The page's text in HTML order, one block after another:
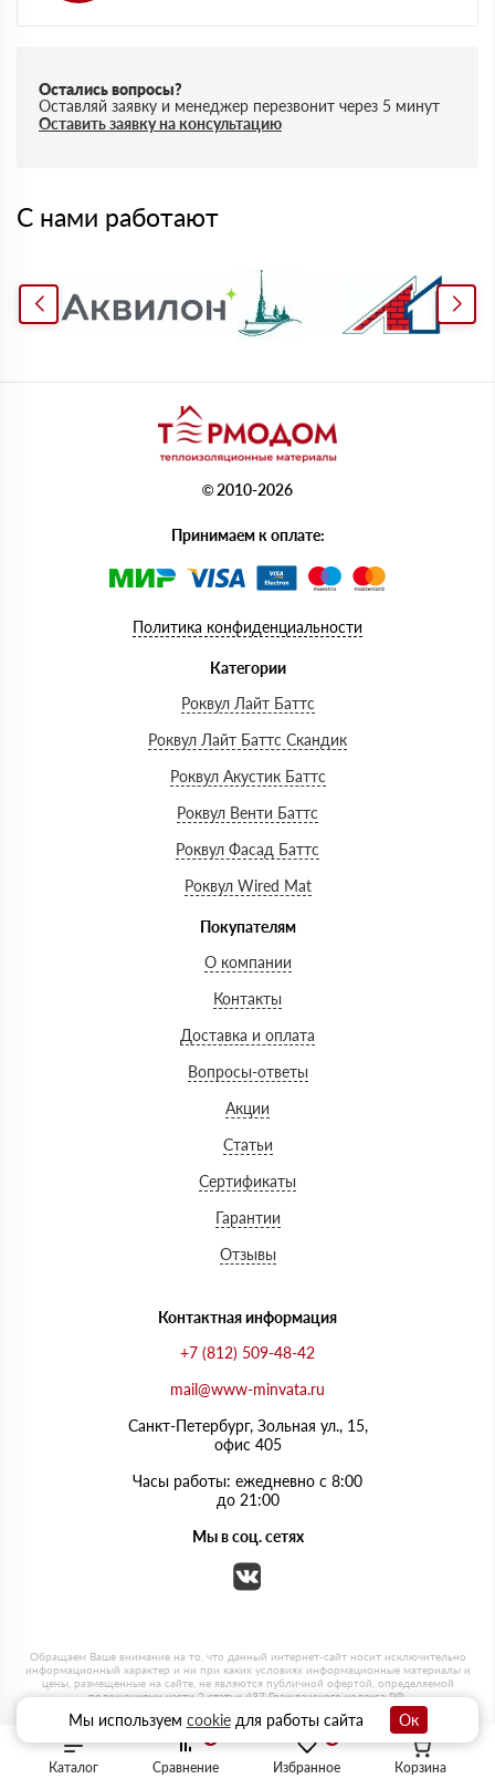
Каталог Избранное
Сравнение Корзина
Остались вопросы?
Оставляй заявку и менеджер перезвонит через 5 минут
Оставить заявку на консультацию
С нами работают
© 2010-2026
Принимаем к оплате:
Политика конфиденциальности
Категории
Роквул Лайт Баттс
Роквул Лайт Баттс Скандик
Роквул Акустик Баттс
Роквул Венти Баттс
Роквул Фасад Баттс
Роквул Wired Mat
Покупателям
О компании
Контакты
Доставка и оплата
Вопросы-ответы
Акции
Статьи
Сертификаты
Гарантии
Отзывы
Контактная информация
+7 (812) 509-48-42
mail@www-minvata.ru
Санкт-Петербург, Зольная ул., 15,
офис 405
Часы работы: ежедневно с 8:00
до 21:00
Мы в соц. сетях
Мы используем cookieдля работы сайта Ок